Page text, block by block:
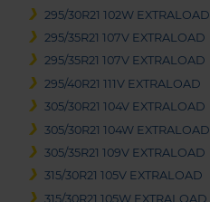
295/30R21 102W EXTRALOAD
295/35R21 107V EXTRALOAD
295/35R21 107V EXTRALOAD
295/40R21 111V EXTRALOAD
305/30R21 104V EXTRALOAD
305/30R21 104W EXTRALOAD
305/35R21 109V EXTRALOAD
315/30R21 105V EXTRALOAD
315/30R21 105W EXTRALOAD